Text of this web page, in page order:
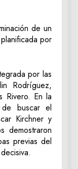
de un
por
por las
Rodríguez,
Rivero. En la
de buscar el
Kirchner y
demostraron
previas del